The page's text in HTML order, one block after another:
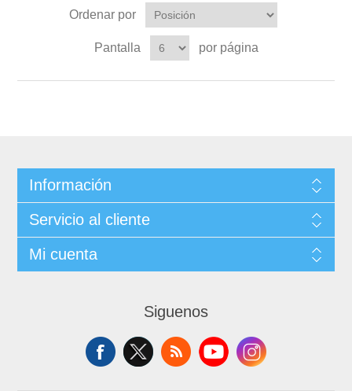
Ordenar por
Pantalla por página
Información
Servicio al cliente
Mi cuenta
Siguenos